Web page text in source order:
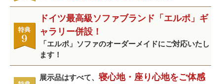
ドイツ最高級ソファブランド「エルポ」ギ
ャラリー併設！
「エルポ」ソファのオーダーメイドにご対応いたし
ます！
展示品はすべて、寝心地・座り心地をご体感